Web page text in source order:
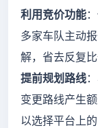
利用竞价功能
多家车队主动
解，省去反复比
提前规划路线
变更路线产生
以选择平台上的